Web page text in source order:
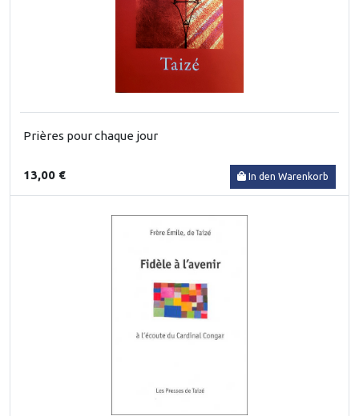
Prières pour chaque jour
13,00 € In den Warenkorb